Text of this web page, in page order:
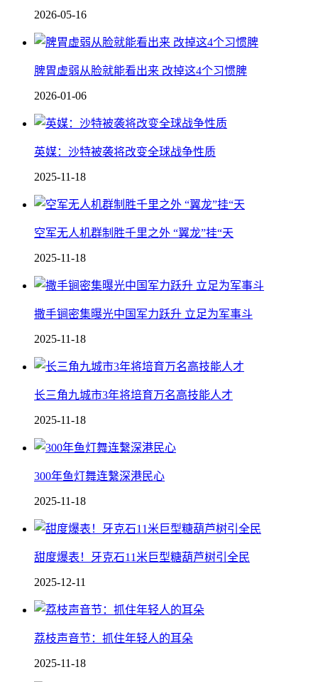
2026-05-16
脾胃虚弱从脸就能看出来 改掉这4个习惯脾
2026-01-06
英媒：沙特被袭将改变全球战争性质
2025-11-18
空军无人机群制胜千里之外 “翼龙”挂“天
2025-11-18
撒手锏密集曝光中国军力跃升 立足为军事斗
2025-11-18
长三角九城市3年将培育万名高技能人才
2025-11-18
300年鱼灯舞连繫深港民心
2025-11-18
甜度爆表！牙克石11米巨型糖葫芦树引全民
2025-12-11
荔枝声音节：抓住年轻人的耳朵
2025-11-18